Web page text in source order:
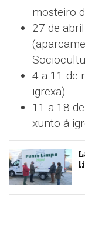
mosteiro
27 de
4 a 11 de
igrexa).
11 a 18
xunto á